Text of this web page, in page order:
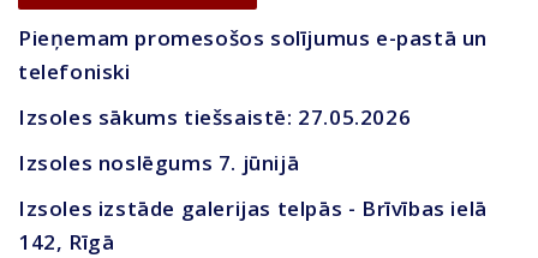
Pieņemam promesošos solījumus e-pastā un
telefoniski
Izsoles sākums tiešsaistē: 27.05.2026
Izsoles noslēgums 7. jūnijā
Izsoles izstāde galerijas telpās - Brīvības ielā
142, Rīgā